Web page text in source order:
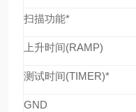
扫描功能*
上升时间(RAMP)
测试时间(TIMER)*
GND